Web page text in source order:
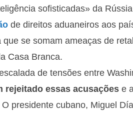
sofisticadas» da
de direitos aduaneiros aos
se somam ameaças de
Casa Branca.
de tensões entre
rejeitado essas acusações e
presidente cubano, Miguel